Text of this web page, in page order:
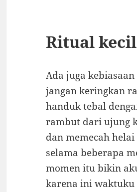
Ritual
Ada juga
jangan keringkan
handuk tebal
rambut dari ujung
dan memecah
selama beberapa
momen itu bikin
karena ini waktuku